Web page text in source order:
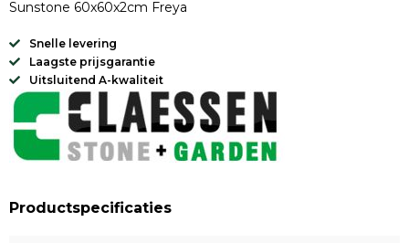
Sunstone 60x60x2cm Freya
Snelle levering
Laagste prijsgarantie
Uitsluitend A-kwaliteit
Productspecificaties